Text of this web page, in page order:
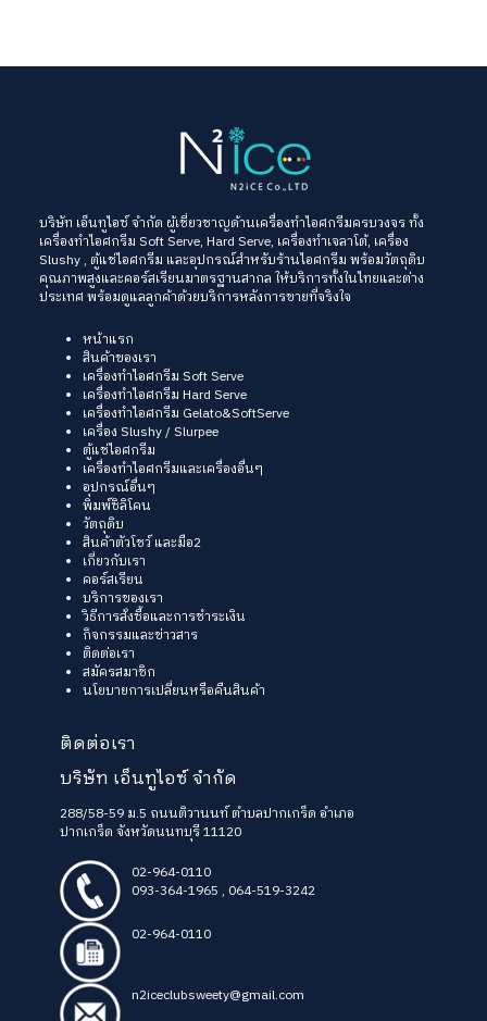
บริษัท เอ็นทูไอซ์ จำกัด ผู้เชี่ยวชาญด้านเครื่องทำไอศกรีมครบวงจร ทั้ง
เครื่องทำไอศกรีม Soft Serve, Hard Serve, เครื่องทำเจลาโต้, เครื่อง
Slushy, ตู้แช่ไอศกรีม และอุปกรณ์สำหรับร้านไอศกรีม พร้อมวัตถุดิบ
คุณภาพสูงและคอร์สเรียนมาตรฐานสากล ให้บริการทั้งในไทยและต่าง
ประเทศ พร้อมดูแลลูกค้าด้วยบริการหลังการขายที่จริงใจ
หน้าแรก
สินค้าของเรา
เครื่องทำไอศกรีม Soft Serve
เครื่องทำไอศกรีม Hard Serve
เครื่องทำไอศกรีม Gelato&SoftServe
เครื่อง Slushy / Slurpee
ตู้แช่ไอศกรีม
เครื่องทำไอศกรีมและเครื่องอื่นๆ
อุปกรณ์อื่นๆ
พิมพ์ซิลิโคน
วัตถุดิบ
สินค้าตัวโชว์ และมือ2
เกี่ยวกับเรา
คอร์สเรียน
บริการของเรา
วิธีการสั่งซื้อและการชำระเงิน
กิจกรรมและข่าวสาร
ติดต่อเรา
สมัครสมาชิก
นโยบายการเปลี่ยนหรือคืนสินค้า
ติดต่อเรา
บริษัท เอ็นทูไอซ์ จำกัด
288/58-59 ม.5 ถนนติวานนท์ ตำบลปากเกร็ด อำเภอ
ปากเกร็ด จังหวัดนนทบุรี 11120
02-964-0110
093-364-1965 , 064-519-3242
02-964-0110
n2iceclubsweety@gmail.com